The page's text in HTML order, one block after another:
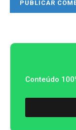
Conteúdo